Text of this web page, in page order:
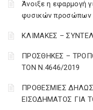
Άνοιξε η εφαρμογή
φυσικών προσώπων
ΚΛΙΜΑΚΕΣ –
ΠΡΟΣΘΗΚΕΣ –
ΤΟΝ Ν.4646/2019
ΠΡΟΘΕΣΜΙΕΣ
ΕΙΣΟΔΗΜΑΤΟΣ ΓΙΑ